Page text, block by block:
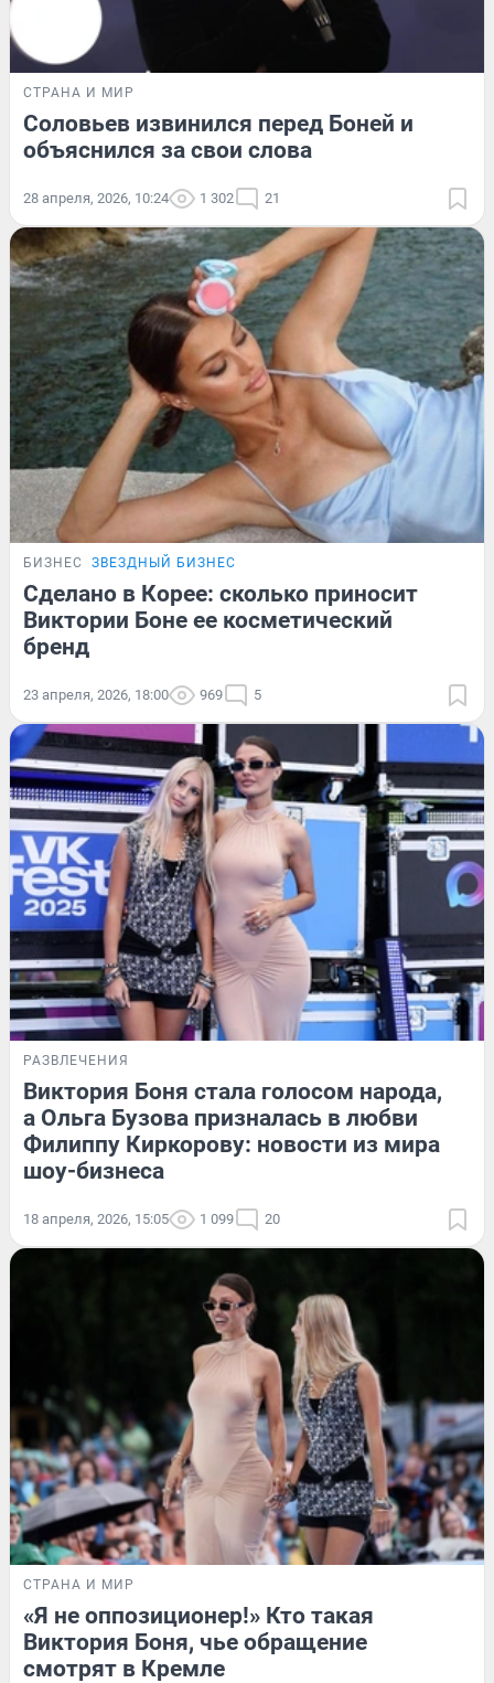
СТРАНА И МИР
Соловьев извинился перед Боней и
объяснился за свои слова
28 апреля, 2026, 10:24 1 302 21
БИЗНЕС ЗВЕЗДНЫЙ БИЗНЕС
Сделано в Корее: сколько приносит
Виктории Боне ее косметический
бренд
23 апреля, 2026, 18:00 969 5
РАЗВЛЕЧЕНИЯ
Виктория Боня стала голосом народа,
а Ольга Бузова призналась в любви
Филиппу Киркорову: новости из мира
шоу-бизнеса
18 апреля, 2026, 15:05 1 099 20
СТРАНА И МИР
«Я не оппозиционер!» Кто такая
Виктория Боня, чье обращение
смотрят в Кремле